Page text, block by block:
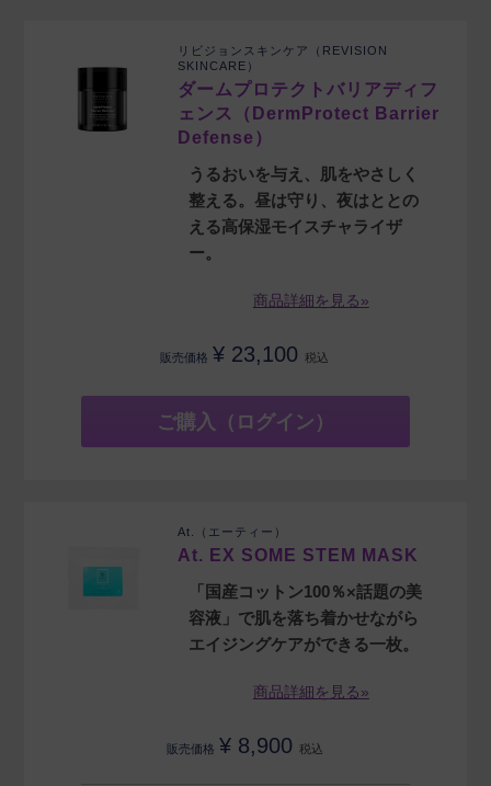
リビジョンスキンケア（REVISION
SKINCARE）
ダームプロテクトバリアディフ
ェンス（DermProtect Barrier
Defense）
うるおいを与え、肌をやさしく
整える。昼は守り、夜はととの
える高保湿モイスチャライザ
ー。
商品詳細を見る»
販売価格 ¥ 23,100 税込
ご購入（ログイン）
At.（エーティー）
At. EX SOME STEM MASK
「国産コットン100％×話題の美
容液」で肌を落ち着かせながら
エイジングケアができる一枚。
商品詳細を見る»
販売価格 ¥ 8,900 税込